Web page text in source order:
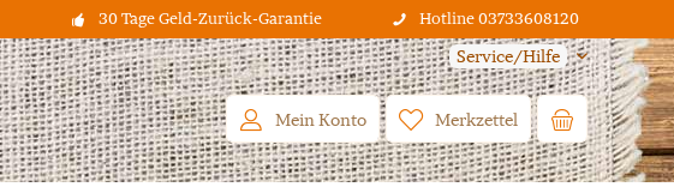
30 Tage Geld-Zurück-Garantie Hotline 03733608120
Service/Hilfe
Merkzettel
Mein Konto